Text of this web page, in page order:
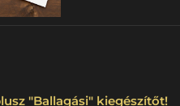
"Ballagási" kiegészítőt!